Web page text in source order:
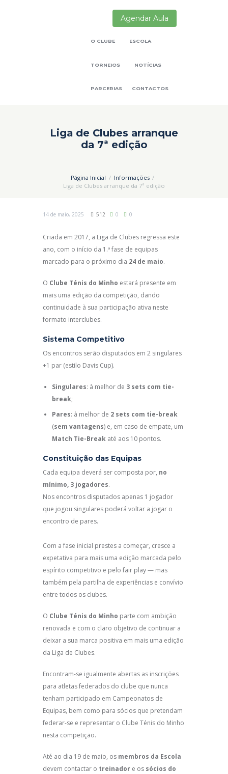
Agendar Aula
O CLUBE ESCOLA
TORNEIOS NOTÍCIAS
PARCERIAS CONTACTOS
Liga de Clubes arranque
da 7ª edição
Página Inicial
Informações
Liga de Clubes arranque da 7ª edição
14 de maio, 2025 512 0 0
Criada em 2017, a Liga de Clubes regressa este
ano, com o início da 1.ª fase de equipas
marcado para o próximo dia 24 de maio.
O Clube Ténis do Minho estará presente em
mais uma edição da competição, dando
continuidade à sua participação ativa neste
formato interclubes.
Sistema Competitivo
Os encontros serão disputados em 2 singulares
+1 par (estilo Davis Cup).
Singulares: à melhor de 3 sets com tie-
break;
Pares: à melhor de 2 sets com tie-break
(sem vantagens) e, em caso de empate, um
Match Tie-Break até aos 10 pontos.
Constituição das Equipas
Cada equipa deverá ser composta por, no
mínimo, 3 jogadores.
Nos encontros disputados apenas 1 jogador
que jogou singulares poderá voltar a jogar o
encontro de pares.
Com a fase inicial prestes a começar, cresce a
expetativa para mais uma edição marcada pelo
espírito competitivo e pelo fair play — mas
também pela partilha de experiências e convívio
entre todos os clubes.
O Clube Ténis do Minho parte com ambição
renovada e com o claro objetivo de continuar a
deixar a sua marca positiva em mais uma edição
da Liga de Clubes.
Encontram-se igualmente abertas as inscrições
para atletas federados do clube que nunca
tenham participado em Campeonatos de
Equipas, bem como para sócios que pretendam
federar-se e representar o Clube Ténis do Minho
nesta competição.
Até ao dia 19 de maio, os membros da Escola
devem contactar o treinador e os sócios do